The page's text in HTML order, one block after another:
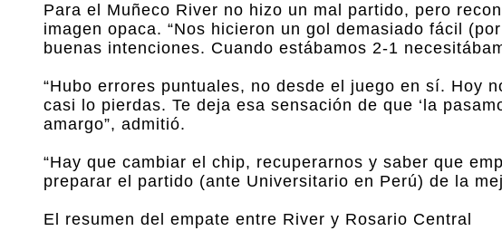
Para el Muñeco River no hizo un mal partido, pero
imagen opaca. “Nos hicieron un gol demasiado fácil
buenas intenciones. Cuando estábamos 2-1
“Hubo errores puntuales, no desde el juego en sí. Hoy
casi lo pierdas. Te deja esa sensación de que ‘la
amargo”, admitió.
“Hay que cambiar el chip, recuperarnos y saber que
preparar el partido (ante Universitario en Perú) de la
El resumen del empate entre River y Rosario Central